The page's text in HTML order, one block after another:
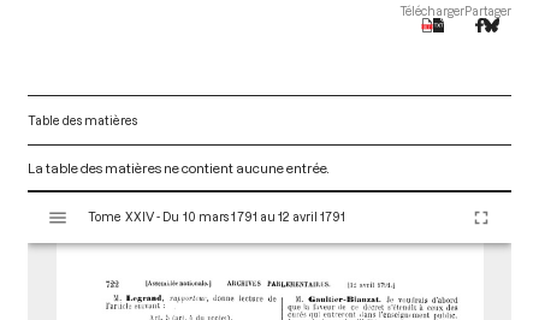
TéléchargerPartager
Table des matières
La table des matières ne contient aucune entrée.
s
Tome XXIV - Du 10 mars 1791 au 12 avril 1791